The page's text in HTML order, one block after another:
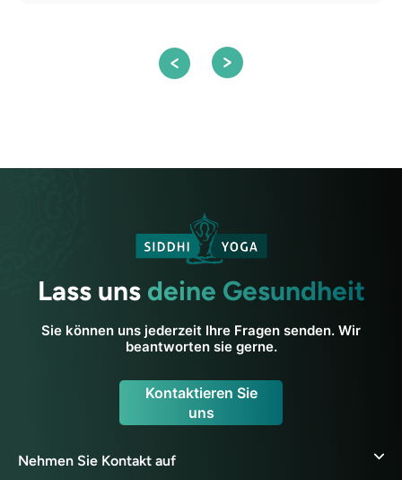
Lass uns deine Gesundheit
Sie können uns jederzeit Ihre Fragen senden. Wir
beantworten sie gerne.
Kontaktieren Sie
uns
Nehmen Sie Kontakt auf